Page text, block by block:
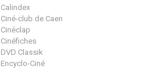
Calindex
Ciné-club de Caen
Cinéclap
Cinéfiches
DVD Classik
Encyclo-Ciné